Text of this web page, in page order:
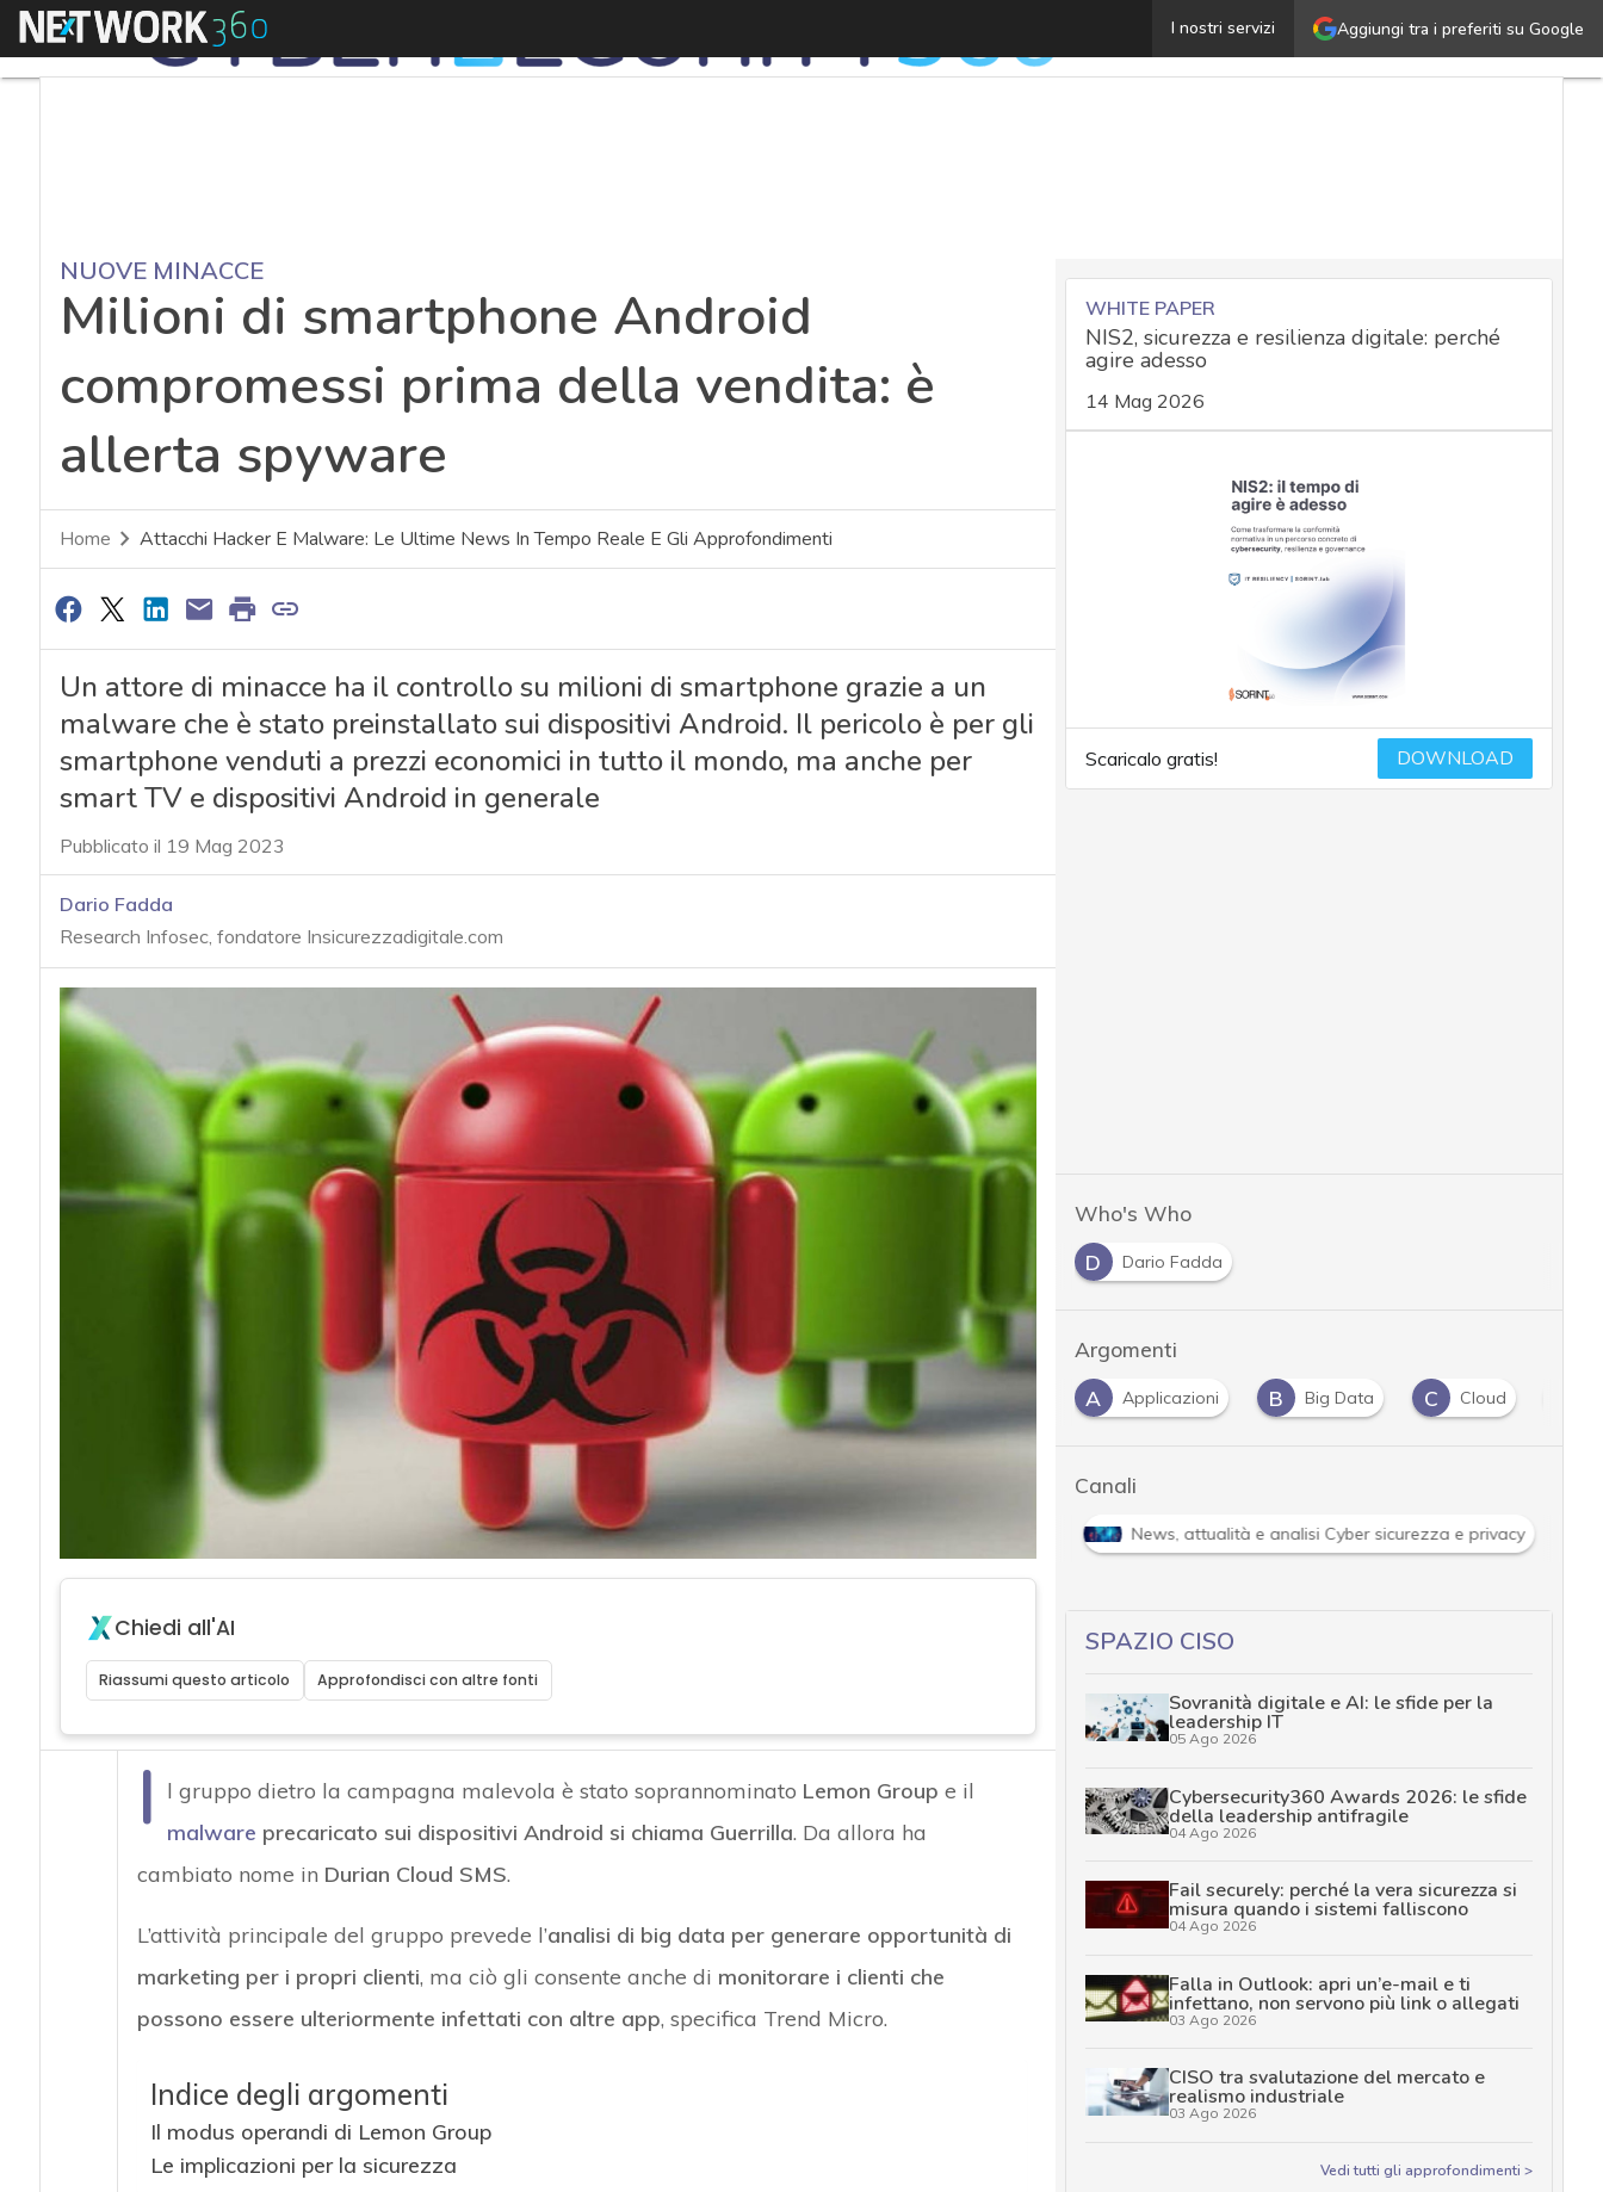
Aggiungi tra i preferiti su Google
I nostri servizi
Menu Milioni di smartphone Android compromessi prima
NUOVE MINACCE
Milioni di smartphone Android
compromessi prima della vendita: è
allerta spyware
Home Attacchi Hacker E Malware: Le Ultime News In Tempo Reale E Gli Approfondimenti
Un attore di minacce ha il controllo su milioni di smartphone grazie a un
malware che è stato preinstallato sui dispositivi Android. Il pericolo è per gli
smartphone venduti a prezzi economici in tutto il mondo, ma anche per
smart TV e dispositivi Android in generale
Pubblicato il 19 Mag 2023
Dario Fadda
Research Infosec, fondatore Insicurezzadigitale.com
Chiedi all'AI
Riassumi questo articolo Approfondisci con altre fonti
I l gruppo dietro la campagna malevola è stato soprannominato Lemon Group e il
malware precaricato sui dispositivi Android si chiama Guerrilla. Da allora ha
cambiato nome in Durian Cloud SMS.
L’attività principale del gruppo prevede l’analisi di big data per generare opportunità di
marketing per i propri clienti, ma ciò gli consente anche di monitorare i clienti che
possono essere ulteriormente infettati con altre app, specifica Trend Micro.
Indice degli argomenti
Il modus operandi di Lemon Group
Le implicazioni per la sicurezza
WHITE PAPER
NIS2, sicurezza e resilienza digitale: perché
agire adesso
14 Mag 2026
Scaricalo gratis! DOWNLOAD
Who's Who
D
Dario Fadda
Argomenti
A
A Applicazioni B Big Data C Cloud
Canali
Attacchi hacker e Malware: le ultime news in tempo reale e gli approfondimenti News, attualità e analisi Cyber sicurezza e privacy
SPAZIO CISO
Sovranità digitale e AI: le sfide per la
leadership IT
05 Ago 2026
Cybersecurity360 Awards 2026: le sfide
della leadership antifragile
04 Ago 2026
Fail securely: perché la vera sicurezza si
misura quando i sistemi falliscono
04 Ago 2026
Falla in Outlook: apri un’e-mail e ti
infettano, non servono più link o allegati
03 Ago 2026
CISO tra svalutazione del mercato e
realismo industriale
03 Ago 2026
Vedi tutti gli approfondimenti >